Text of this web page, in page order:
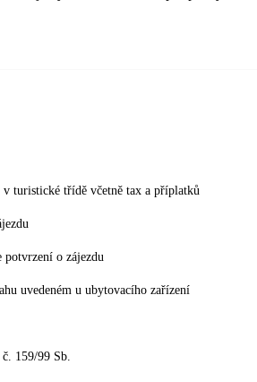
v turistické třídě včetně tax a příplatků
potvrzení o zájezdu
uvedeném u ubytovacího zařízení
159/99 Sb.